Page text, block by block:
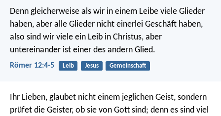
Denn gleicherweise als wir in einem Leibe viele Glieder
haben, aber alle Glieder nicht einerlei Geschäft haben,
also sind wir viele ein Leib in Christus, aber
untereinander ist einer des andern Glied.
Römer 12:4-5 Leib Jesus Gemeinschaft
Ihr Lieben, glaubet nicht einem jeglichen Geist, sondern
prüfet die Geister, ob sie von Gott sind; denn es sind viel